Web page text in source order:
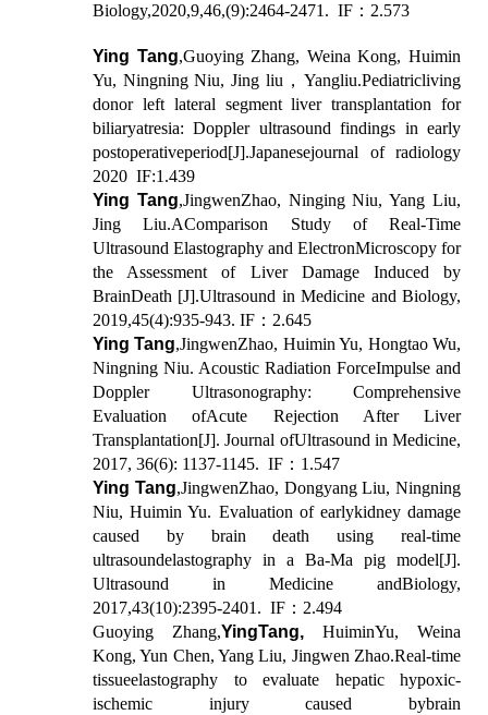
Biology,2020,9,46,(9):2464-2471. IF ： 2.573
Ying Tang,Guoying Zhang, Weina Kong, Huimin
Yu, Ningning Niu, Jing liu ，Yangliu.Pediatricliving
donor left lateral segment liver transplantation for
biliaryatresia: Doppler ultrasound findings in early
postoperativeperiod[J].Japanesejournal of radiology
2020 IF:1.439
Ying Tang,JingwenZhao, Ninging Niu, Yang Liu,
Jing Liu.AComparison Study of Real-Time
Ultrasound Elastography and ElectronMicroscopy for
the Assessment of Liver Damage Induced by
BrainDeath [J].Ultrasound in Medicine and Biology,
2019,45(4):935-943. IF ： 2.645
Ying Tang,JingwenZhao, Huimin Yu, Hongtao Wu,
Ningning Niu. Acoustic Radiation ForceImpulse and
Doppler Ultrasonography: Comprehensive
Evaluation ofAcute Rejection After Liver
Transplantation[J]. Journal ofUltrasound in Medicine,
2017, 36(6): 1137-1145. IF ： 1.547
Ying Tang,JingwenZhao, Dongyang Liu, Ningning
Niu, Huimin Yu. Evaluation of earlykidney damage
caused by brain death using real-time
ultrasoundelastography in a Ba-Ma pig model[J].
Ultrasound in Medicine andBiology,
2017,43(10):2395-2401. IF ： 2.494
Guoying Zhang,YingTang, HuiminYu, Weina
Kong, Yun Chen, Yang Liu, Jingwen Zhao.Real-time
tissueelastography to evaluate hepatic hypoxic-
ischemic injury caused bybrain